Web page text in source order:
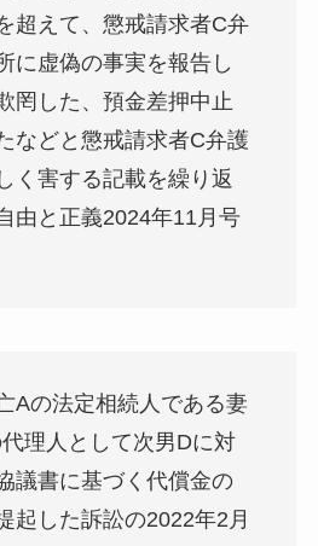
超えて、懲戒請求者C弁
に虚偽の事実を報告し
罔した、預金差押中止
などと懲戒請求者C弁護
く害する記載を繰り返
由と正義2024年11月号
Aの法定相続人である妻
理人として次男Dに対
議書に基づく代償金の
起した訴訟の2022年2月